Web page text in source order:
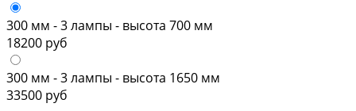
300 мм - 3 лампы - высота 700 мм
18200 руб
300 мм - 3 лампы - высота 1650 мм
33500 руб